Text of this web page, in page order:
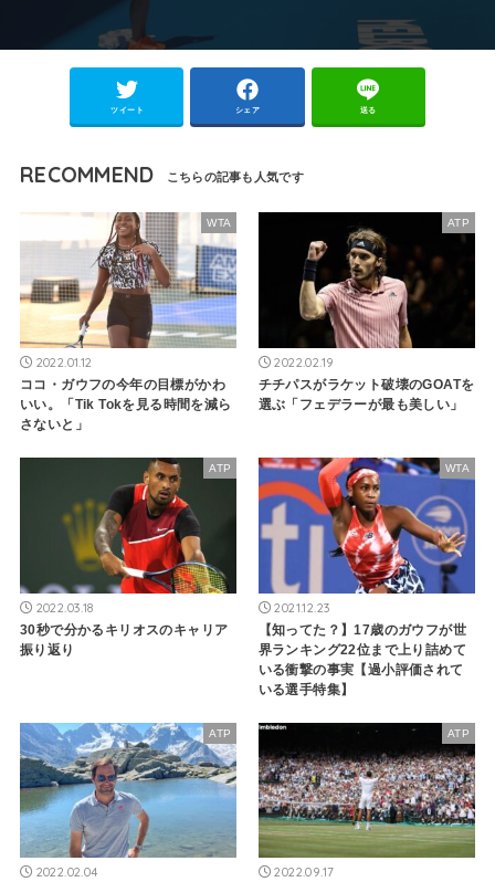
ツイート シェア 送る
RECOMMEND
WTA
2022.01.12
ココ・ガウフの今年の目標がかわ
いい。「Tik Tokを見る時間を減ら
さないと」
ATP
2022.02.19
チチパスがラケット破壊のGOATを
選ぶ「フェデラーが最も美しい」
ATP
2022.03.18
30秒で分かるキリオスのキャリア
振り返り
WTA
2021.12.23
【知ってた？】17歳のガウフが世
界ランキング22位まで上り詰めて
いる衝撃の事実【過小評価されて
いる選手特集】
ATP
2022.02.04
ATP
2022.09.17